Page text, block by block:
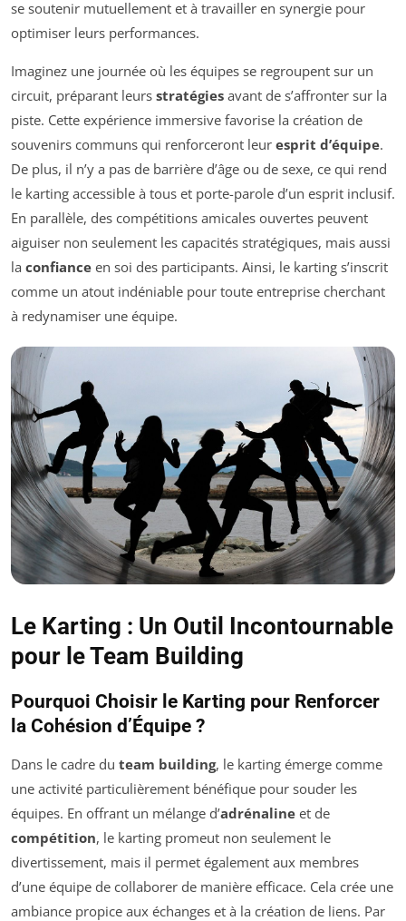
se soutenir mutuellement et à travailler en synergie pour
optimiser leurs performances.
Imaginez une journée où les équipes se regroupent sur un
circuit, préparant leurs stratégies avant de s’affronter sur la
piste. Cette expérience immersive favorise la création de
souvenirs communs qui renforceront leur esprit d’équipe.
De plus, il n’y a pas de barrière d’âge ou de sexe, ce qui rend
le karting accessible à tous et porte-parole d’un esprit inclusif.
En parallèle, des compétitions amicales ouvertes peuvent
aiguiser non seulement les capacités stratégiques, mais aussi
la confiance en soi des participants. Ainsi, le karting s’inscrit
comme un atout indéniable pour toute entreprise cherchant
à redynamiser une équipe.
Le Karting : Un Outil Incontournable
pour le Team Building
Pourquoi Choisir le Karting pour Renforcer
la Cohésion d’Équipe ?
Dans le cadre du team building, le karting émerge comme
une activité particulièrement bénéfique pour souder les
équipes. En offrant un mélange d’adrénaline et de
compétition, le karting promeut non seulement le
divertissement, mais il permet également aux membres
d’une équipe de collaborer de manière efficace. Cela crée une
ambiance propice aux échanges et à la création de liens. Par